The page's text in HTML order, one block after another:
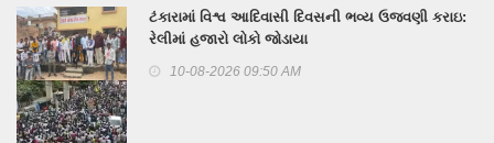
ટંકારામાં વિશ્વ આદિવાસી દિવસની ભવ્ય ઉજવણી કરાઇ:
રેલીમાં હજારો લોકો જોડાયા
10-08-2026 09:50 AM